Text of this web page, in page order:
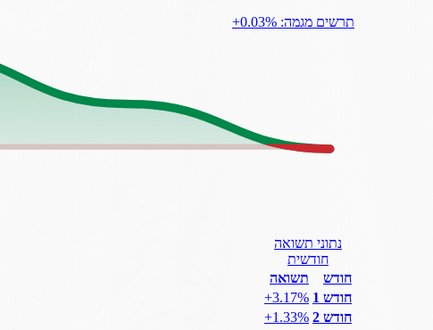
תרשים מגמה: ‎+0.03%
נתוני תשואה
חודשית
חודש
תשואה
חודש 1
‎+3.17%
חודש 2
‎+1.33%